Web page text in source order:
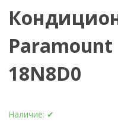
Paramount
18N8D0
Наличие: ✔